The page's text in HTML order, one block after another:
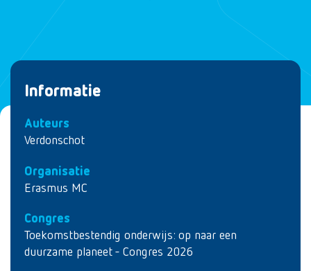
Informatie
Auteurs
Verdonschot
Organisatie
Erasmus MC
Congres
Toekomstbestendig onderwijs: op naar een
duurzame planeet - Congres 2026